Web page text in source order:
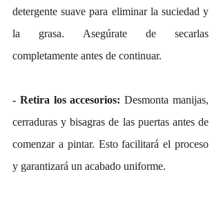
detergente suave para eliminar la suciedad y
la grasa. Asegúrate de secarlas
completamente antes de continuar.
- Retira los accesorios: Desmonta manijas,
cerraduras y bisagras de las puertas antes de
comenzar a pintar. Esto facilitará el proceso
y garantizará un acabado uniforme.